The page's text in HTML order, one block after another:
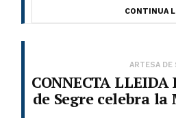
CONTINUA
ARTESA DE
CONNECTA
de Segre celebra